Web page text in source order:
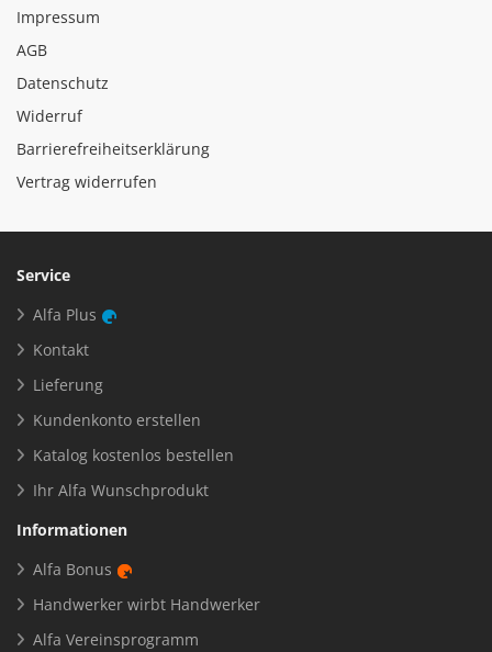
Impressum
AGB
Datenschutz
Widerruf
Barrierefreiheitserklärung
Vertrag widerrufen
Service
Alfa Plus
Kontakt
Lieferung
Kundenkonto erstellen
Katalog kostenlos bestellen
Ihr Alfa Wunschprodukt
Informationen
Alfa Bonus
Handwerker wirbt Handwerker
Alfa Vereinsprogramm